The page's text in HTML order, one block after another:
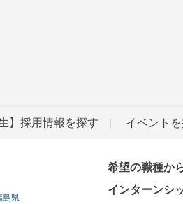
】採用情報を探す イベント
島県
希望の職種か
インターンシ